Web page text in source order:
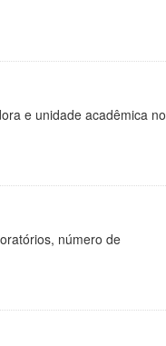
e unidade acadêmica no
número de